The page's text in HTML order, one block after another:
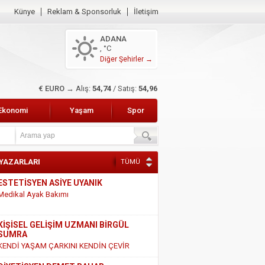
Künye Reklam & Sponsorluk İletişim
ADANA
, °C
Diğer Şehirler →
$ DOLAR → Alış: 47,49 / Satış: 47,68
Yaşam Spor
TÜMÜ
KİŞİSEL GELİŞİM UZMANI BİRGÜL
DİYETİSYEN DEMET BAHAR
VE SÜT ÜRÜNLERİ HAKKINDAKİ